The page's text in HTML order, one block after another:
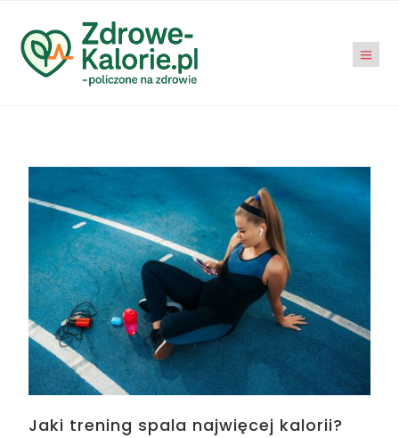
Jaki trening spala najwięcej kalorii?